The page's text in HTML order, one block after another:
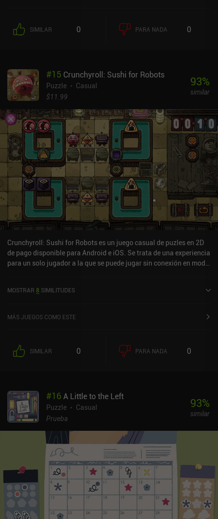
SIMILAR 0 PARA NADA 0
#15 Crunchyroll: Sushi for Robots
Puzzle
Casual
$11.99
93%
similar
Crunchyroll: Sushi for Robots es un juego casual de puzles en 2D
de pago disponible para Android e iOS. Se trata de una experiencia
para un solo jugador a la que se puede jugar sin conexión en modo
en abril de 2024 y tiene actualmente una valoración de 3,3 sobre
MOSTRAR 8 SIMILITUDES
MÁS JUEGOS COMO ESTE
SIMILAR 0 PARA NADA 0
#16A Little to the Left
Puzzle
Casual
Prueba
93%
similar